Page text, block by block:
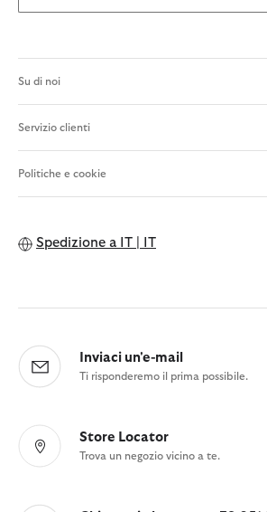
Su di noi
Servizio clienti
Politiche e cookie
Spedizione a IT | IT
Inviaci un'e-mail
Ti risponderemo il prima possibile.
Store Locator
Trova un negozio vicino a te.